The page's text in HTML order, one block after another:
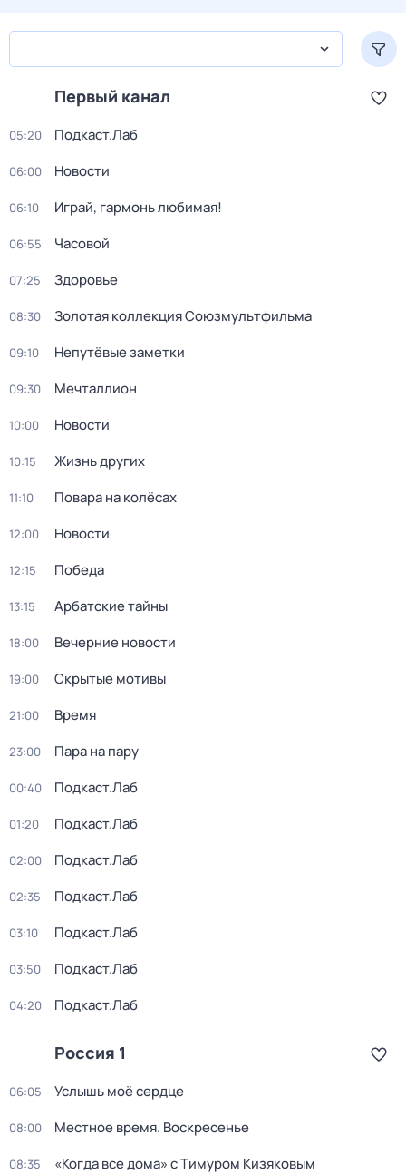
Первый канал
05:20 Подкаст.Лаб
06:00 Новости
06:10 Играй, гармонь любимая!
06:55 Часовой
07:25 Здоровье
08:30 Золотая коллекция Союзмультфильма
09:10 Непутёвые заметки
09:30 Мечталлион
10:00 Новости
10:15 Жизнь других
11:10 Повара на колёсах
12:00 Новости
12:15 Победа
13:15 Арбатские тайны
18:00 Вечерние новости
19:00 Скрытые мотивы
21:00 Время
23:00 Пара на пару
00:40 Подкаст.Лаб
01:20 Подкаст.Лаб
02:00 Подкаст.Лаб
02:35 Подкаст.Лаб
03:10 Подкаст.Лаб
03:50 Подкаст.Лаб
04:20 Подкаст.Лаб
Россия 1
06:05 Услышь моё сердце
08:00 Местное время. Воскресенье
08:35 «Когда все дома» с Тимуром Кизяковым